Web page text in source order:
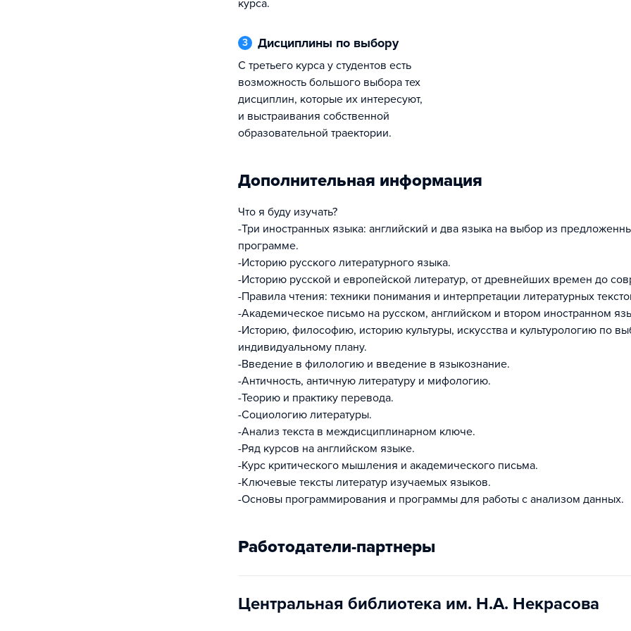
курса.
3 Дисциплины по выбору
С третьего курса у студентов есть
возможность большого выбора тех
дисциплин, которые их интересуют,
и выстраивания собственной
образовательной траектории.
Дополнительная информация
Что я буду изучать?
-Три иностранных языка: английский и два языка на выбор из
программе.
-Историю русского литературного языка.
-Историю русской и европейской литератур, от древнейших времен до
-Правила чтения: техники понимания и интерпретации литературных
-Академическое письмо на русском, английском и втором иностранном
-Историю, философию, историю культуры, искусства и культурологию по
индивидуальному плану.
-Введение в филологию и введение в языкознание.
-Античность, античную литературу и мифологию.
-Теорию и практику перевода.
-Социологию литературы.
-Анализ текста в междисциплинарном ключе.
-Ряд курсов на английском языке.
-Курс критического мышления и академического письма.
-Ключевые тексты литератур изучаемых языков.
-Основы программирования и программы для работы с анализом данных.
Работодатели-партнеры
Центральная библиотека им. Н.А. Некрасова